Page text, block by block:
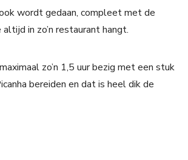
wordt gedaan, compleet met de
in zo’n restaurant hangt.
zo’n 1,5 uur bezig met een stuk
bereiden en dat is heel dik de